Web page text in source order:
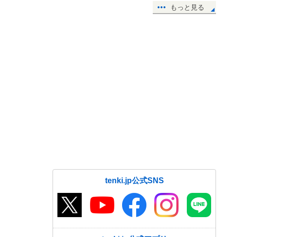
もっと見る
tenki.jp公式SNS